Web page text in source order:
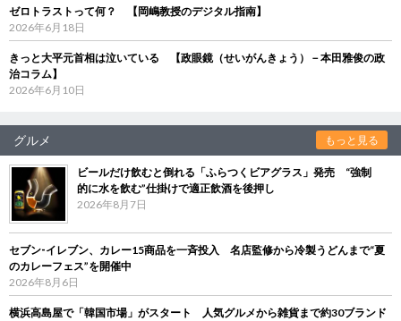
ゼロトラストって何？ 【岡嶋教授のデジタル指南】
2026年6月18日
きっと大平元首相は泣いている 【政眼鏡（せいがんきょう）－本田雅俊の政
治コラム】
2026年6月10日
グルメ もっと見る
ビールだけ飲むと倒れる「ふらつくビアグラス」発売 “強制
的に水を飲む”仕掛けで適正飲酒を後押し
2026年8月7日
セブン‐イレブン、カレー15商品を一斉投入 名店監修から冷製うどんまで“夏
のカレーフェス”を開催中
2026年8月6日
横浜高島屋で「韓国市場」がスタート 人気グルメから雑貨まで約30ブランド